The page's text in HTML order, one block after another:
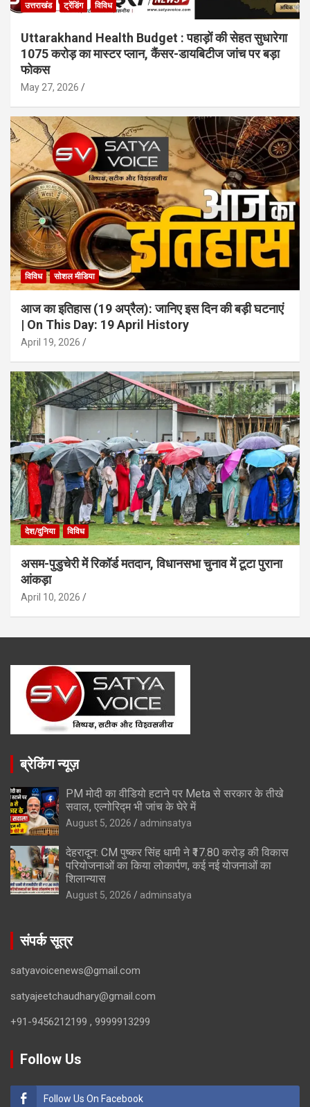
उत्तराखंड ट्रेंडिंग विविध
Uttarakhand Health Budget : पहाड़ों की सेहत सुधारेगा
1075 करोड़ का मास्टर प्लान, कैंसर-डायबिटीज जांच पर बड़ा
फोकस
May 27, 2026
विविध सोशल मीडिया
आज का इतिहास (19 अप्रैल): जानिए इस दिन की बड़ी घटनाएं
| On This Day: 19 April History
April 19, 2026
देश/दुनिया विविध
असम-पुडुचेरी में रिकॉर्ड मतदान, विधानसभा चुनाव में टूटा पुराना
आंकड़ा
April 10, 2026
ब्रेकिंग न्यूज़
PM मोदी का वीडियो हटाने पर Meta से सरकार के तीखे
सवाल, एल्गोरिद्म भी जांच के घेरे में
August 5, 2026 adminsatya
देहरादून: CM पुष्कर सिंह धामी ने ₹17.80 करोड़ की विकास
परियोजनाओं का किया लोकार्पण, कई नई योजनाओं का
शिलान्यास
August 5, 2026 adminsatya
संपर्क सूत्र
satyavoicenews@gmail.com
satyajeetchaudhary@gmail.com
+91-9456212199 , 9999913299
Follow Us
Follow Us On Facebook